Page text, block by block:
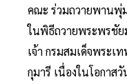
คณะ ร่วมถวายพานพุ่
ในพิธีถวายพระพรชัย
เจ้า กรมสมเด็จพระเ
กุมารี เนื่องในโอกาส